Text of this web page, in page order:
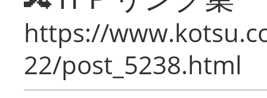
https://
22/post_5238.html